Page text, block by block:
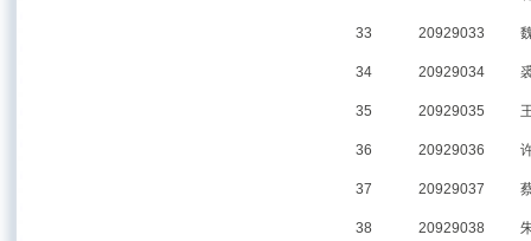
33 20929033
34 20929034
35 20929035
36 20929036
37 20929037
38 20929038